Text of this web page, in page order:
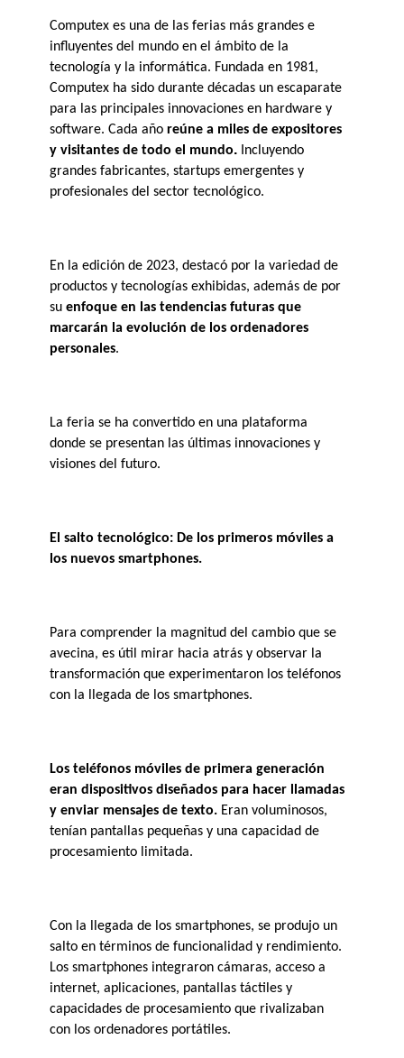
Computex es una de las ferias más grandes e
influyentes del mundo en el ámbito de la
tecnología y la informática. Fundada en 1981,
Computex ha sido durante décadas un escaparate
para las principales innovaciones en hardware y
software. Cada año reúne a miles de expositores
y visitantes de todo el mundo. Incluyendo
grandes fabricantes, startups emergentes y
profesionales del sector tecnológico​.
En la edición de 2023, destacó por la variedad de
productos y tecnologías exhibidas, además de por
su enfoque en las tendencias futuras que
marcarán la evolución de los ordenadores
personales.
La feria se ha convertido en una plataforma
donde se presentan las últimas innovaciones y
visiones del futuro.
El salto tecnológico: De los primeros móviles a
los nuevos smartphones.
Para comprender la magnitud del cambio que se
avecina, es útil mirar hacia atrás y observar la
transformación que experimentaron los teléfonos
con la llegada de los smartphones.
Los teléfonos móviles de primera generación
eran dispositivos diseñados para hacer llamadas
y enviar mensajes de texto. Eran voluminosos,
tenían pantallas pequeñas y una capacidad de
procesamiento limitada.
Con la llegada de los smartphones, se produjo un
salto en términos de funcionalidad y rendimiento.
Los smartphones integraron cámaras, acceso a
internet, aplicaciones, pantallas táctiles y
capacidades de procesamiento que rivalizaban
con los ordenadores portátiles.